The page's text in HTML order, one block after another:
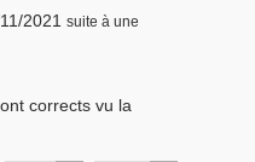
2021 suite à une
corrects vu la